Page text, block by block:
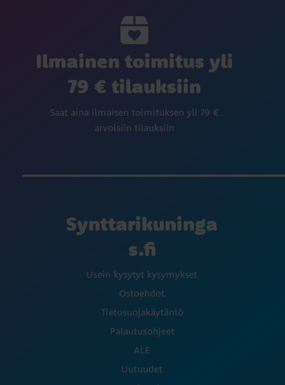
Ilmainen toimitus yli
79 € tilauksiin
Saat aina ilmaisen toimituksen yli 79 €
arvoisiin tilauksiin
Synttarikuninga
s.fi
Usein kysytyt kysymykset
Ostoehdot
Tietosuojakäytäntö
Palautusohjeet
ALE
Uutuudet